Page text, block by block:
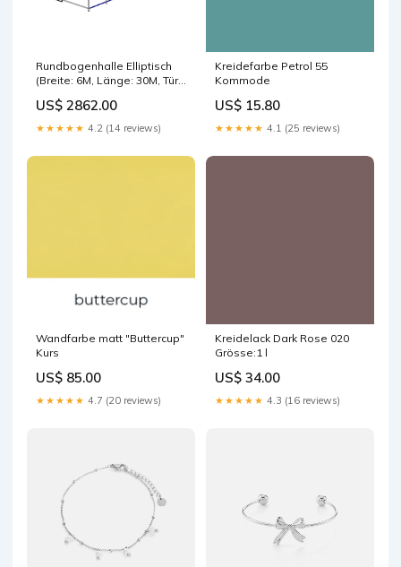
Rundbogenhalle Elliptisch
(Breite: 6M, Länge: 30M, Tür:
Bizophole
US$ 2862.00
★★★★★ 4.2 (14 reviews)
Kreidefarbe Petrol 55
Kommode
US$ 15.80
★★★★★ 4.1 (25 reviews)
Wandfarbe matt "Buttercup"
Kurs
US$ 85.00
★★★★★ 4.7 (20 reviews)
Kreidelack Dark Rose 020
Grösse:1 l
US$ 34.00
★★★★★ 4.3 (16 reviews)